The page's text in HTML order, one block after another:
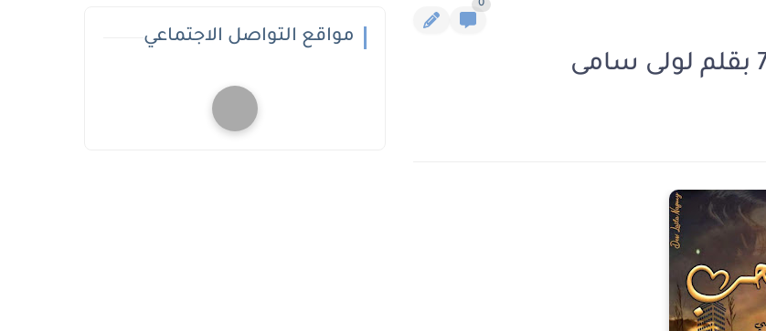
0
مواقع التواصل الاجتماعي